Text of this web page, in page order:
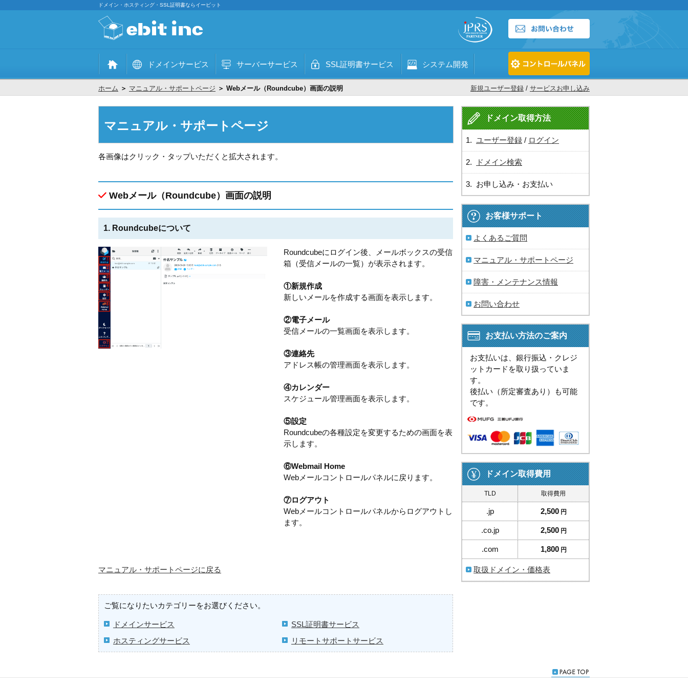
ドメイン・ホスティング・SSL証明書ならイービット
ドメインサービス サーバーサービス SSL証明書サービス システム開発
ホーム ＞ マニュアル・サポートページ ＞ Webメール（Roundcube）画面の説明 新規ユーザー登録 / サービスお申し込み
マニュアル・サポートページ
各画像はクリック・タップいただくと拡大されます。
Webメール（Roundcube）画面の説明
1. Roundcubeについて
Roundcubeにログイン後、メールボックスの受信
箱（受信メールの一覧）が表示されます。
①新規作成
新しいメールを作成する画面を表示します。
②電子メール
受信メールの一覧画面を表示します。
③連絡先
アドレス帳の管理画面を表示します。
④カレンダー
スケジュール管理画面を表示します。
⑤設定
Roundcubeの各種設定を変更するための画面を表
示します。
⑥Webmail Home
Webメールコントロールパネルに戻ります。
⑦ログアウト
Webメールコントロールパネルからログアウトし
ます。
マニュアル・サポートページに戻る
ご覧になりたいカテゴリーをお選びください。
ドメインサービス
ホスティングサービス
SSL証明書サービス
リモートサポートサービス
ドメイン取得方法
1. ユーザー登録 / ログイン
2. ドメイン検索
3. お申し込み・お支払い
お客様サポート
よくあるご質問
マニュアル・サポートページ
障害・メンテナンス情報
お問い合わせ
お支払い方法のご案内
お支払いは、銀行振込・クレジ
ットカードを取り扱っていま
す。
後払い（所定審査あり）も可能
です。
ドメイン取得費用
TLD 取得費用
.jp 2,500 円
.co.jp 2,500 円
.com 1,800 円
取扱ドメイン・価格表